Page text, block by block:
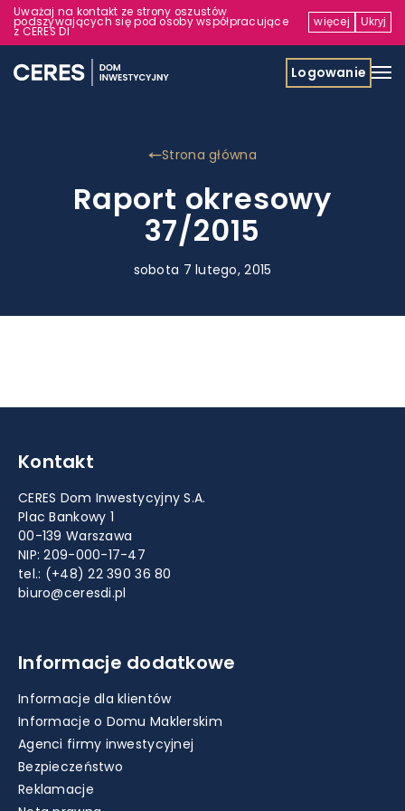
Uważaj na kontakt ze strony oszustów
podszywających się pod osoby współpracujące
z CERES DI
więcej Ukryj
Logowanie
Strona główna
Raport okresowy
37/2015
sobota 7 lutego, 2015
Kontakt
CERES Dom Inwestycyjny S.A.
Plac Bankowy 1
00-139 Warszawa
NIP: 209-000-17-47
tel.: (+48) 22 390 36 80
biuro@ceresdi.pl
Informacje dodatkowe
Informacje dla klientów
Informacje o Domu Maklerskim
Agenci firmy inwestycyjnej
Bezpieczeństwo
Reklamacje